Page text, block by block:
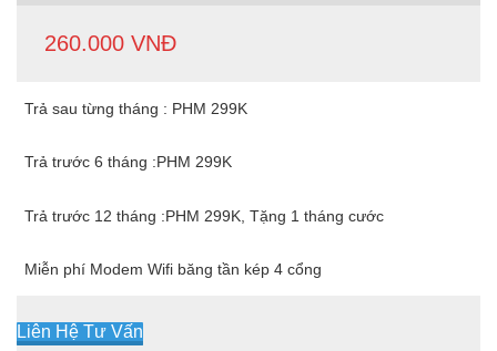
260.000 VNĐ
Trả sau từng tháng : PHM 299K
Trả trước 6 tháng :PHM 299K
Trả trước 12 tháng :PHM 299K, Tặng 1 tháng cước
Miễn phí Modem Wifi băng tần kép 4 cổng
Liên Hệ Tư Vấn